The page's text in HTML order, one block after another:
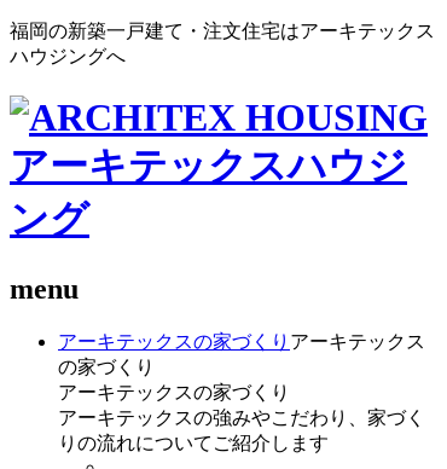
福岡の新築一戸建て・注文住宅はアーキテックス
ハウジングへ
menu
アーキテックスの家づくり アーキテックス
の家づくり
アーキテックスの家づくり
アーキテックスの強みやこだわり、家づく
りの流れについてご紹介します